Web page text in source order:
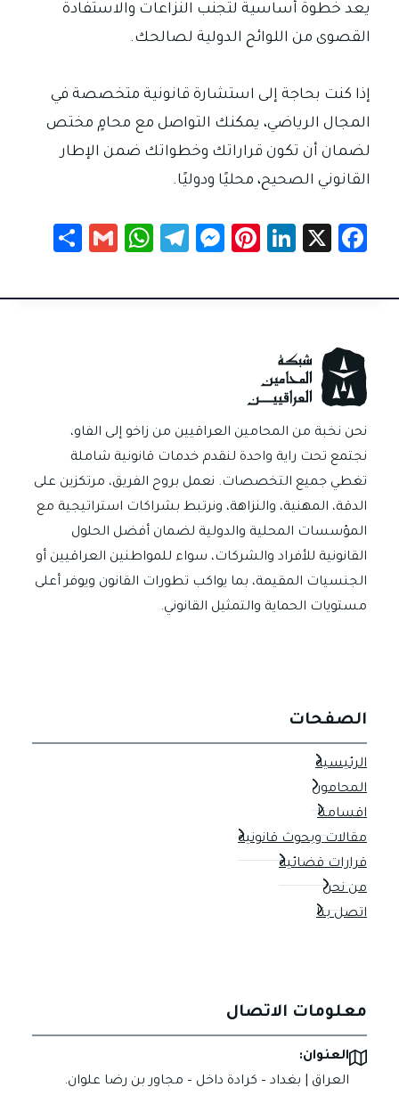
يعد خطوة أساسية لتجنب النزاعات والاستفادة
القصوى من اللوائح الدولية لصالحك.
إذا كنت بحاجة إلى استشارة قانونية متخصصة في
المجال الرياضي، يمكنك التواصل مع محامٍ مختص
لضمان أن تكون قراراتك وخطواتك ضمن الإطار
القانوني الصحيح، محليًا ودوليًا.
Fa
e
o
ok
X
Li
e
Pi
er
M
se
Te
gr
W
at
G
ail
ar
نحن نخبة من المحامين العراقيين من زاخو إلى الفاو،
نجتمع تحت راية واحدة لنقدم خدمات قانونية شاملة
تغطي جميع التخصصات. نعمل بروح الفريق، مرتكزين على
الدقة، المهنية، والنزاهة، ونرتبط بشراكات استراتيجية مع
المؤسسات المحلية والدولية لضمان أفضل الحلول
القانونية للأفراد والشركات، سواء للمواطنين العراقيين أو
الجنسيات المقيمة، بما يواكب تطورات القانون ويوفر أعلى
مستويات الحماية والتمثيل القانوني.
الصفحات
الرئيسية
المحامون
اقسامنا
مقالات وبحوث قانونية
قرارات قضائية
من نحن
اتصل بنا
معلومات الاتصال
العنوان:
العراق | بغداد – كرادة داخل – مجاور بن رضا علوان.